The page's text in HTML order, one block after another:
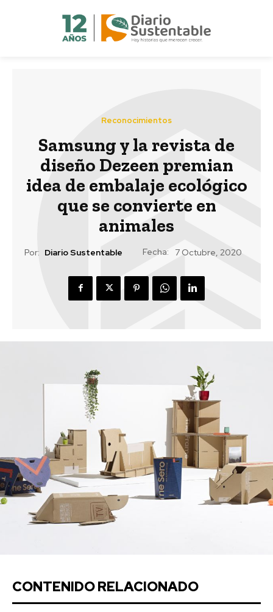
Reconocimientos
Samsung y la revista de
diseño Dezeen premian
idea de embalaje ecológico
que se convierte en
animales
Por: Diario Sustentable Fecha: 7 Octubre, 2020
CONTENIDO RELACIONADO